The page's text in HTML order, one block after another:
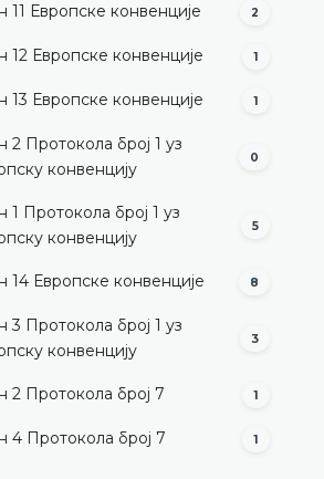
11 Европске конвенције 2
12 Европске конвенције 1
13 Европске конвенције 1
2 Протокола број 1 уз
конвенцију
0
1 Протокола број 1 уз
конвенцију
5
14 Европске конвенције 8
3 Протокола број 1 уз
конвенцију
3
2 Протокола број 7 1
4 Протокола број 7 1